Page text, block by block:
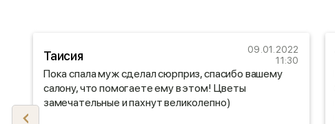
Таисия
09.01.2022
11:30
Пока спала муж сделал сюрприз, спасибо вашему
салону, что помогаете ему в этом! Цветы
замечательные и пахнут великолепно)